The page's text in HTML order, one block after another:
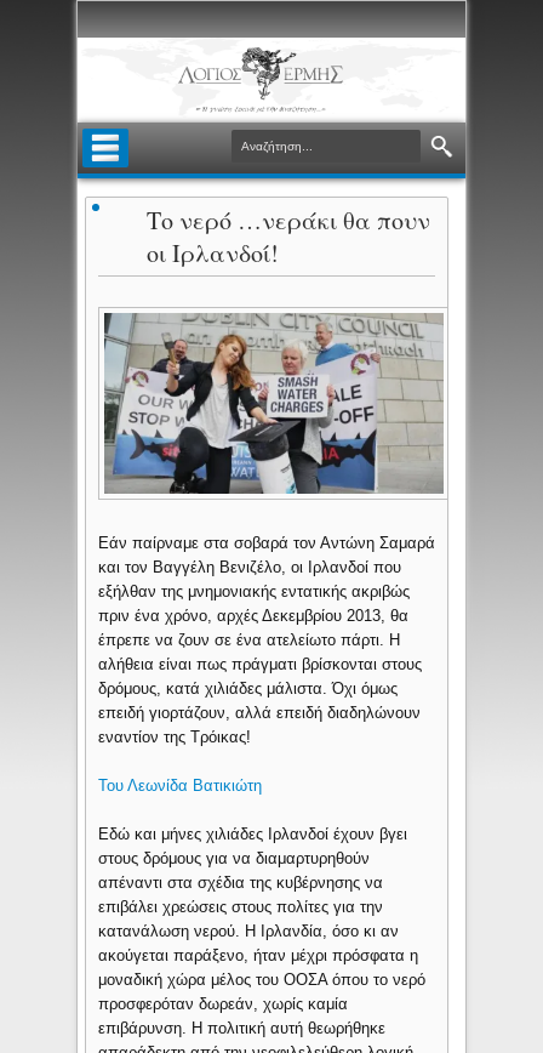
Το νερό …νεράκι θα πουν
οι Ιρλανδοί!
Εάν παίρναμε στα σοβαρά τον Αντώνη Σαμαρά
και τον Βαγγέλη Βενιζέλο, οι Ιρλανδοί που
εξήλθαν της μνημονιακής εντατικής ακριβώς
πριν ένα χρόνο, αρχές Δεκεμβρίου 2013, θα
έπρεπε να ζουν σε ένα ατελείωτο πάρτι. Η
αλήθεια είναι πως πράγματι βρίσκονται στους
δρόμους, κατά χιλιάδες μάλιστα. Όχι όμως
επειδή γιορτάζουν, αλλά επειδή διαδηλώνουν
εναντίον της Τρόικας!
Του Λεωνίδα Βατικιώτη
Εδώ και μήνες χιλιάδες Ιρλανδοί έχουν βγει
στους δρόμους για να διαμαρτυρηθούν
απέναντι στα σχέδια της κυβέρνησης να
επιβάλει χρεώσεις στους πολίτες για την
κατανάλωση νερού. Η Ιρλανδία, όσο κι αν
ακούγεται παράξενο, ήταν μέχρι πρόσφατα η
μοναδική χώρα μέλος του ΟΟΣΑ όπου το νερό
προσφερόταν δωρεάν, χωρίς καμία
επιβάρυνση. Η πολιτική αυτή θεωρήθηκε